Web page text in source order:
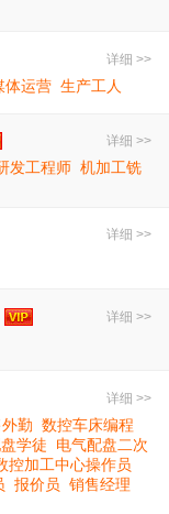
详细 >>
体运营 生产工人
详细 >>
发工程师 机加工铣
详细 >>
详细 >>
详细 >>
勤 数控车床编程
学徒
电气配盘二次
控加工中心操作员
报价员 销售经理